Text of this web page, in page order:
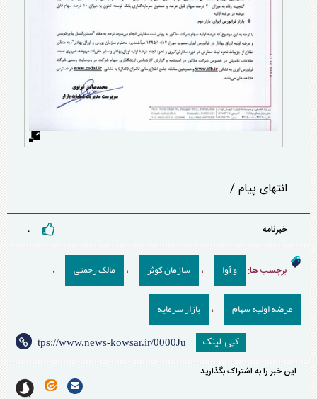
انتهای پیام /
خبرنامه ۰
برچسب ها: و آوا ، سازمان کوثر ، مالک رحمتی ،
عرضه اولیه سهام ، بازار سرمایه
کپی لینک
این خبر را به اشتراک بگذارید